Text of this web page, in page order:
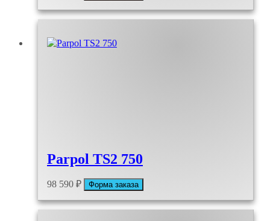
Parpol TS2 750
98 590 ₽ Форма заказа